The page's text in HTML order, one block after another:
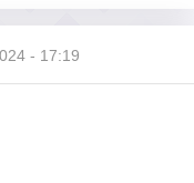
- 17:19